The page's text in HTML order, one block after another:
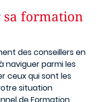
formation
des conseillers en
naviguer parmi les
ceux qui sont les
situation